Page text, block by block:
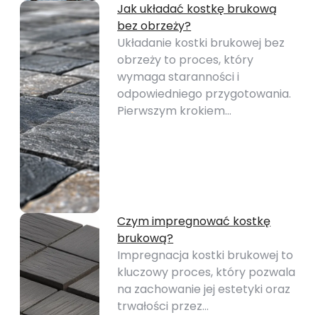
Jak układać kostkę brukową
bez obrzeży?
Układanie kostki brukowej bez
obrzeży to proces, który
wymaga staranności i
odpowiedniego przygotowania.
Pierwszym krokiem…
Czym impregnować kostkę
brukową?
Impregnacja kostki brukowej to
kluczowy proces, który pozwala
na zachowanie jej estetyki oraz
trwałości przez…